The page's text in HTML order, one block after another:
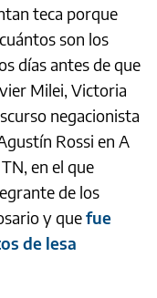
teca porque
son los
días antes de que
Milei, Victoria
negacionista
Rossi en A
en el que
de los
y quefue
de lesa